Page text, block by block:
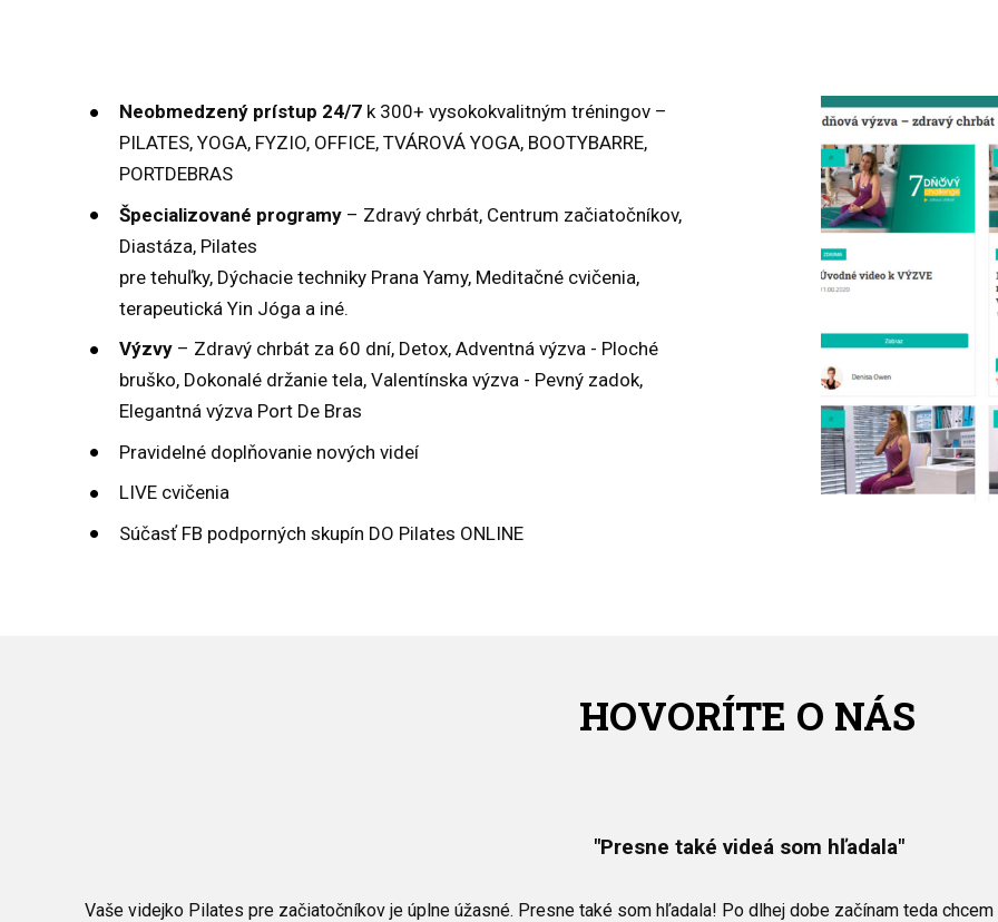
Neobmedzený prístup 24/7 k 300+ vysokokvalitným tréningov –
PILATES, YOGA, FYZIO, OFFICE, TVÁROVÁ YOGA, BOOTYBARRE,
PORTDEBRAS
Špecializované programy – Zdravý chrbát, Centrum začiatočníkov,
Diastáza, Pilates
pre tehuľky, Dýchacie techniky Prana Yamy, Meditačné cvičenia,
terapeutická Yin Jóga a iné.
Výzvy – Zdravý chrbát za 60 dní, Detox, Adventná výzva - Ploché
bruško, Dokonalé držanie tela, Valentínska výzva - Pevný zadok,
Elegantná výzva Port De Bras
Pravidelné doplňovanie nových videí
LIVE cvičenia
Súčasť FB podporných skupín DO Pilates ONLINE
HOVORÍTE O NÁS
"Presne také videá som hľadala"
Vaše videjko Pilates pre začiatočníkov je úplne úžasné. Presne také som hľadala! Po dlhej dobe začínam teda
"Som veľmi spokojná"
"To sa len tak nevidí!"
"Teším sa, že som tu."
"Skvelá produkcia"
"Opäť sa cítim pružnejšia :)"